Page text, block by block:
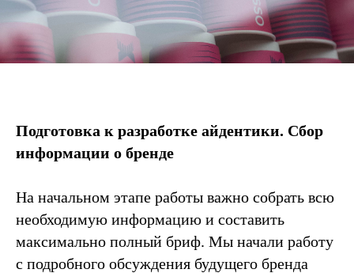
Подготовка к разработке айдентики. Сбор
информации о бренде
На начальном этапе работы важно собрать всю
необходимую информацию и составить
максимально полный бриф. Мы начали работу
с подробного обсуждения будущего бренда